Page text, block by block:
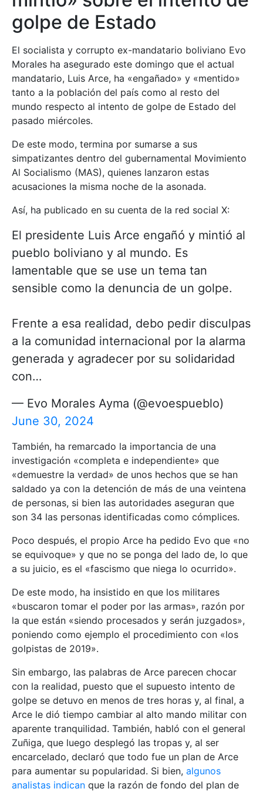
golpe de Estado
El socialista y corrupto ex-mandatario boliviano Evo
Morales ha asegurado este domingo que el actual
mandatario, Luis Arce, ha «engañado» y «mentido»
tanto a la población del país como al resto del
mundo respecto al intento de golpe de Estado del
pasado miércoles.
De este modo, termina por sumarse a sus
simpatizantes dentro del gubernamental Movimiento
Al Socialismo (MAS), quienes lanzaron estas
acusaciones la misma noche de la asonada.
Así, ha publicado en su cuenta de la red social X:
El presidente Luis Arce engañó y mintió al
pueblo boliviano y al mundo. Es
lamentable que se use un tema tan
sensible como la denuncia de un golpe.
Frente a esa realidad, debo pedir disculpas
a la comunidad internacional por la alarma
generada y agradecer por su solidaridad
con…
— Evo Morales Ayma (@evoespueblo)
June 30, 2024
También, ha remarcado la importancia de una
investigación «completa e independiente» que
«demuestre la verdad» de unos hechos que se han
saldado ya con la detención de más de una veintena
de personas, si bien las autoridades aseguran que
son 34 las personas identificadas como cómplices.
Poco después, el propio Arce ha pedido Evo que «no
se equivoque» y que no se ponga del lado de, lo que
a su juicio, es el «fascismo que niega lo ocurrido».
De este modo, ha insistido en que los militares
«buscaron tomar el poder por las armas», razón por
la que están «siendo procesados y serán juzgados»,
poniendo como ejemplo el procedimiento con «los
golpistas de 2019».
Sin embargo, las palabras de Arce parecen chocar
con la realidad, puesto que el supuesto intento de
golpe se detuvo en menos de tres horas y, al final, a
Arce le dió tiempo cambiar al alto mando militar con
aparente tranquilidad. También, habló con el general
Zuñiga, que luego desplegó las tropas y, al ser
encarcelado, declaró que todo fue un plan de Arce
para aumentar su popularidad. Si bien, algunos
analistas indican que la razón de fondo del plan de